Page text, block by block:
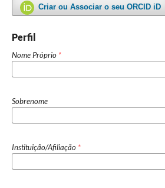
Criar ou Associar o seu ORCID iD
Perfil
Nome Próprio *
Sobrenome
Instituição/Afiliação *